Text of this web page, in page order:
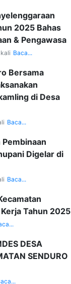
2025 Bahas
& Pengawasa
Baca...
Bersama
di Desa
Baca...
Digelar di
Baca...
Tahun 2025
DESA
SENDURO